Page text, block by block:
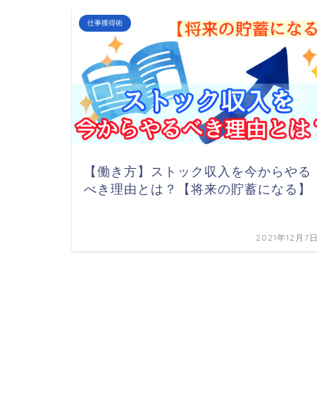
仕事獲得術
【働き方】ストック収入を今からやる
べき理由とは？【将来の貯蓄になる】
2021年12月7日